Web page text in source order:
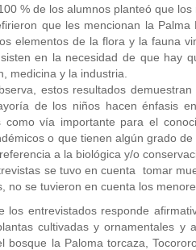
% de los alumnos planteó que
que les mencionan la
elementos de la flora y la fauna
en la necesidad de que hay
medicina y la industria.
estos resultados
de los niños hacen énfasis
como vía importante para el
o que tienen algún grado
a la biológica y/o
se tuvo en cuenta tomar
no se tuvieron en cuenta los
los entrevistados responde
cultivadas y ornamentales y
bosque la Paloma torcaza,